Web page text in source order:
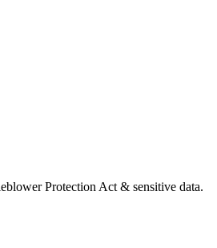
Protection Act & sensitive data.